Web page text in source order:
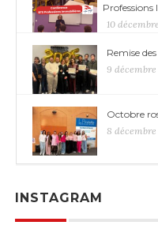
10
Remise
9 décembre
Octobre
8 décembre
INSTAGRAM